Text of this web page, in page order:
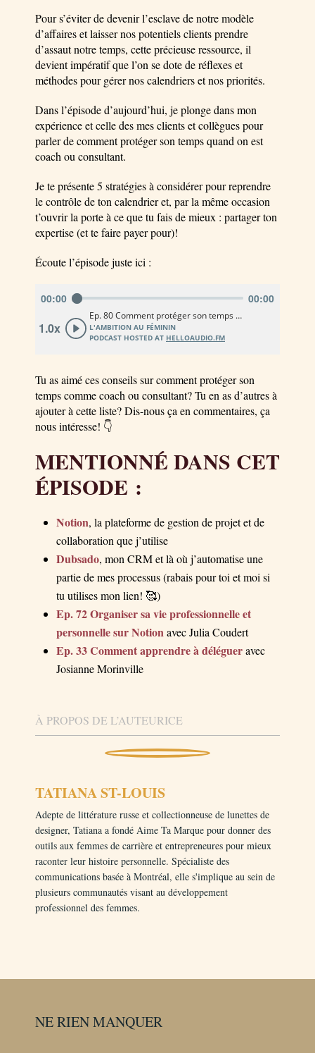
Pour s’éviter de devenir l’esclave de notre modèle
d’affaires et laisser nos potentiels clients prendre
d’assaut notre temps, cette précieuse ressource, il
devient impératif que l’on se dote de réflexes et
méthodes pour gérer nos calendriers et nos priorités.
Dans l’épisode d’aujourd’hui, je plonge dans mon
expérience et celle des mes clients et collègues pour
parler de comment protéger son temps quand on est
coach ou consultant.
Je te présente 5 stratégies à considérer pour reprendre
le contrôle de ton calendrier et, par la même occasion
t’ouvrir la porte à ce que tu fais de mieux : partager ton
expertise (et te faire payer pour)!
Écoute l’épisode juste ici :
Tu as aimé ces conseils sur comment protéger son
temps comme coach ou consultant? Tu en as d’autres à
ajouter à cette liste? Dis-nous ça en commentaires, ça
nous intéresse! 👇
MENTIONNÉ DANS CET
ÉPISODE :
Notion, la plateforme de gestion de projet et de
collaboration que j’utilise
Dubsado, mon CRM et là où j’automatise une
partie de mes processus (rabais pour toi et moi si
tu utilises mon lien! 🥰)
Ep. 72 Organiser sa vie professionnelle et
personnelle sur Notionavec Julia Coudert
Ep. 33 Comment apprendre à délégueravec
Josianne Morinville
À PROPOS DE L’AUTEURICE
TATIANA ST-LOUIS
Adepte de littérature russe et collectionneuse de lunettes de
designer, Tatiana a fondé Aime Ta Marque pour donner des
outils aux femmes de carrière et entrepreneures pour mieux
raconter leur histoire personnelle. Spécialiste des
communications basée à Montréal, elle s'implique au sein de
plusieurs communautés visant au développement
professionnel des femmes.
NE RIEN MANQUER